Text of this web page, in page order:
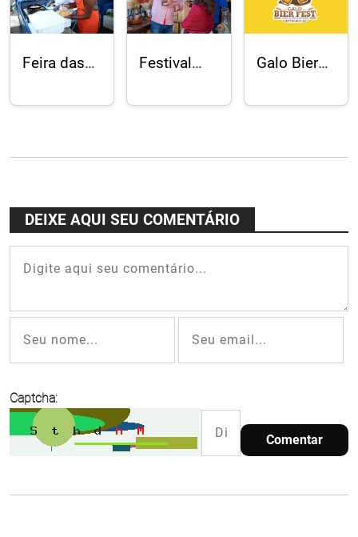
Feira das
Festival
cozinha de
Galo Bier
gastronomia
DEIXE AQUI SEU COMENTÁRIO
Captcha:
Comentar